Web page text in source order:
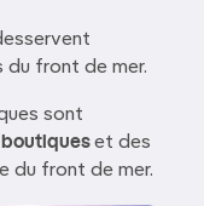
du front de mer.
sont
boutiqueset des
du front de mer.